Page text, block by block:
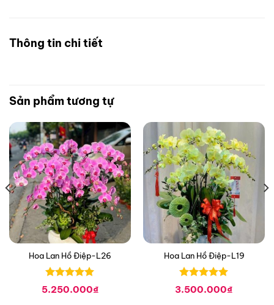
Thông tin chi tiết
Sản phẩm tương tự
Hoa Lan Hồ Điệp-L26
Được xếp
hạng 05
5.250.000₫
Hoa Lan Hồ Điệp-L19
Được xếp
hạng 05
3.500.000₫